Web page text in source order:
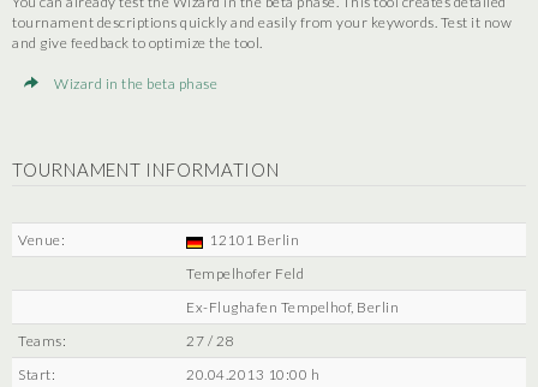
tournament descriptions quickly and easily from your keywords. Test it now
and give feedback to optimize the tool.
Wizard in the beta phase
TOURNAMENT INFORMATION
Venue:
12101 Berlin
Tempelhofer Feld
Ex-Flughafen Tempelhof, Berlin
Teams:
27 / 28
Start:
20.04.2013 10:00 h